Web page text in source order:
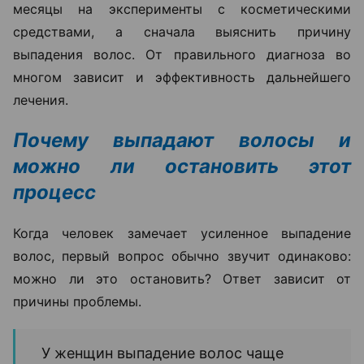
месяцы на эксперименты с косметическими
средствами, а сначала выяснить причину
выпадения волос. От правильного диагноза во
многом зависит и эффективность дальнейшего
лечения.
Почему выпадают волосы и
можно ли остановить этот
процесс
Когда человек замечает усиленное выпадение
волос, первый вопрос обычно звучит одинаково:
можно ли это остановить? Ответ зависит от
причины проблемы.
У женщин выпадение волос чаще